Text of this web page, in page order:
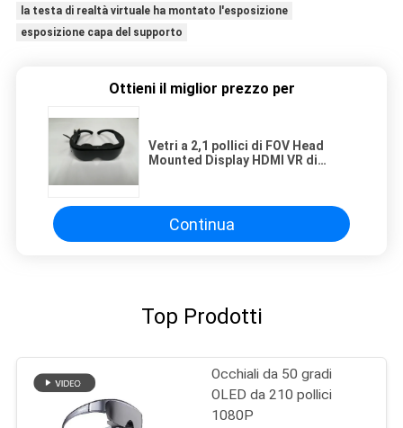
la testa di realtà virtuale ha montato l'esposizione
esposizione capa del supporto
Ottieni il miglior prezzo per
Vetri a 2,1 pollici di FOV Head
Mounted Display HDMI VR di
Continua
Top Prodotti
Occhiali da 50 gradi
OLED da 210 pollici
1080P